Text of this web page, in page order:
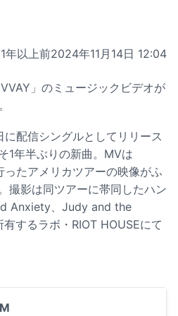
1年以上前2024年11月14日 12:04
」のミュージックビデオが
に配信シングルとしてリリース
1年半ぶりの新曲。MVは
ったアメリカツアーの映像がふ
撮影は同ツアーに帯同したハン
Anxiety、Judy and the
するラボ・RIOT HOUSEにて